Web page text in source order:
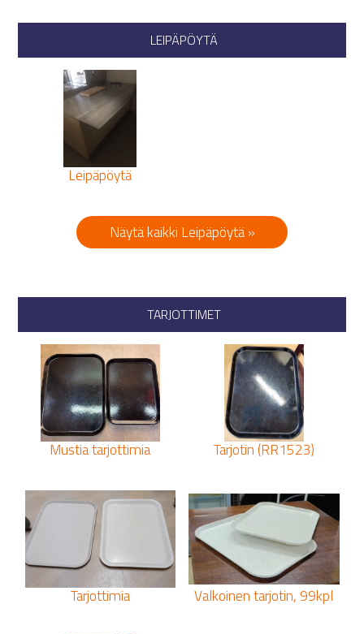
LEIPÄPÖYTÄ
Leipäpöytä
Näytä kaikki Leipäpöytä »
TARJOTTIMET
Mustia tarjottimia Tarjotin (RR1523)
Tarjottimia Valkoinen tarjotin, 99kpl